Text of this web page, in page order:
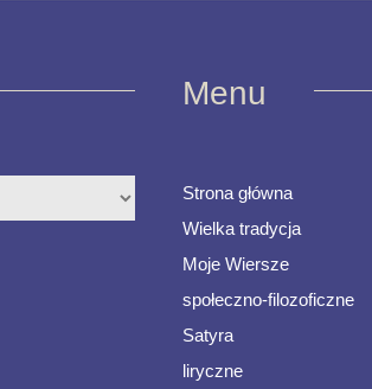
Menu
Strona główna
Wielka tradycja
Moje Wiersze
społeczno-filozoficzne
Satyra
liryczne